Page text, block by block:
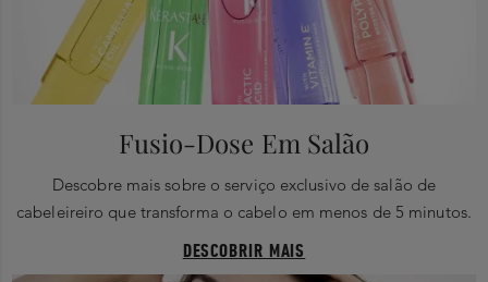
Fusio-Dose Em Salão
Descobre mais sobre o serviço exclusivo de salão de
cabeleireiro que transforma o cabelo em menos de 5 minutos.
DESCOBRIR MAIS